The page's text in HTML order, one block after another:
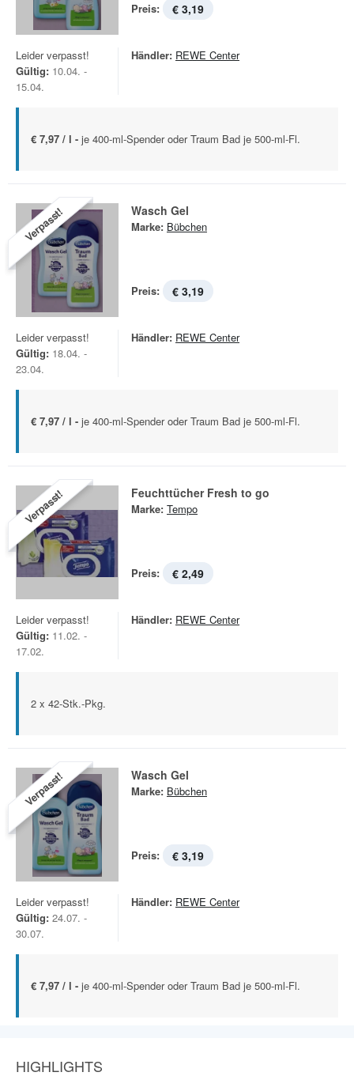
Preis: € 3,19
Leider verpasst!
Gültig: 10.04. -
15.04.
Händler: REWE Center
€ 7,97 / l - je 400-ml-Spender oder Traum Bad je 500-ml-Fl.
Verpasst! Wasch Gel
Marke: Bübchen
Preis: € 3,19
Leider verpasst!
Gültig: 18.04. -
23.04.
Händler: REWE Center
€ 7,97 / l - je 400-ml-Spender oder Traum Bad je 500-ml-Fl.
Verpasst! Feuchttücher Fresh to go
Marke: Tempo
Preis: € 2,49
Leider verpasst!
Gültig: 11.02. -
17.02.
Händler: REWE Center
2 x 42-Stk.-Pkg.
Verpasst! Wasch Gel
Marke: Bübchen
Preis: € 3,19
Leider verpasst!
Gültig: 24.07. -
30.07.
Händler: REWE Center
€ 7,97 / l - je 400-ml-Spender oder Traum Bad je 500-ml-Fl.
HIGHLIGHTS